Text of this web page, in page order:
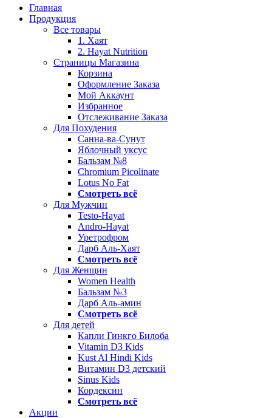
Главная
Продукция
Все товары
1. Хаят
2. Hayat Nutrition
Страницы Магазина
Корзина
Оформление Заказа
Мой Аккаунт
Избранное
Отслеживание Заказа
Для Похудения
Санна-ва-Сунут
Яблочный уксус
Бальзам №8
Chromium Picolinate
Lotus No Fat
Смотреть всё
Для Мужчин
Testo-Hayat
Andro-Hayat
Уретрофром
Дарб Аль-Хаят
Смотреть всё
Для Женщин
Women Health
Бальзам №3
Дарб Аль-амин
Смотреть всё
Для детей
Капли Гинкго Билоба
Vitamin D3 Kids
Kust Al Hindi Kids
Витамин D3 детский
Sinus Kids
Кордексин
Смотреть всё
Акции